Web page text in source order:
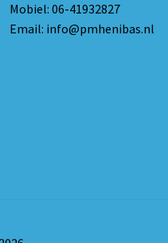
Mobiel: 06-41932827
Email: info@pmhenibas.nl